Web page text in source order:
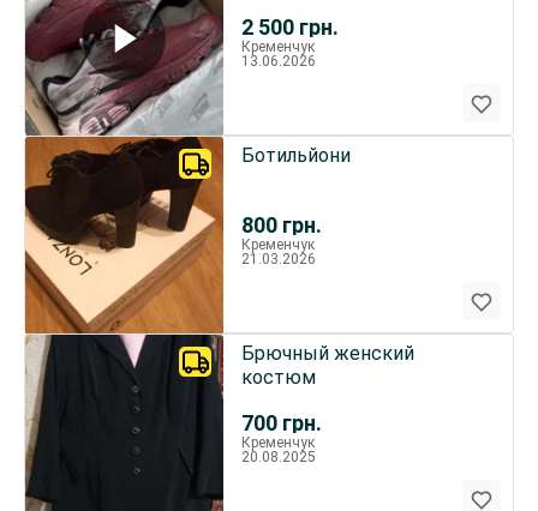
2 500 грн.
Кременчук
13.06.2026
800 грн.
Ботильйони
Кременчук
21.03.2026
700 грн.
Брючный женский
костюм
Кременчук
20.08.2025